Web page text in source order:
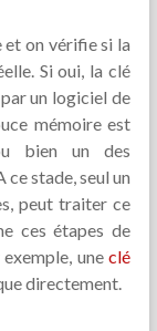
et on vérifie si la
Si oui, la clé
un logiciel de
mémoire est
bien un des
stade, seul un
peut traiter ce
ces étapes de
une clé
directement.